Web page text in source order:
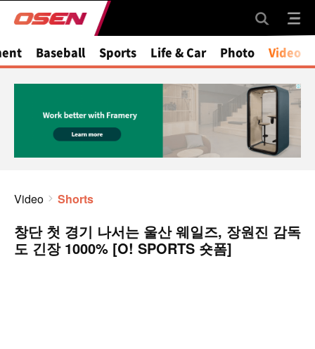
Baseball Sports Life & Car Photo Video
Video Shorts
창단 첫 경기 나서는 울산 웨일즈, 장원진 감독
도 긴장 1000% [O! SPORTS 숏폼]